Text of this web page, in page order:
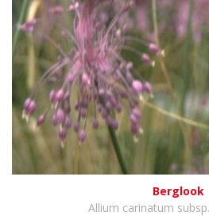
Berglook
Allium carinatum